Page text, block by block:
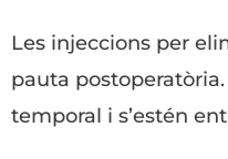
Les injeccions per
pauta
temporal i s’estén